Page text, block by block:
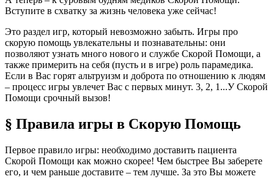
Вступите в схватку за жизнь человека уже сейчас!
Это раздел игр, который невозможно забыть. Игры про
скорую помощь увлекательны и познавательны: они
позволяют узнать много нового и службе Скорой Помощи, а
также примерить на себя (пусть и в игре) роль парамедика.
Если в Вас горят альтруизм и доброта по отношению к людям
– процесс игры увлечет Вас с первых минут. 3, 2, 1...У Скорой
Помощи срочный вызов!
§ Правила игры в Скорую Помощь
Первое правило игры: необходимо доставить пациента
Скорой Помощи как можно скорее! Чем быстрее Вы заберете
его, и чем раньше доставите – тем лучше. За это Вы можете